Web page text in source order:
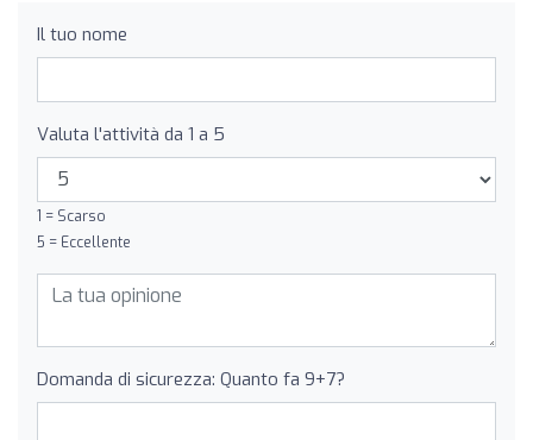
Il tuo nome
Valuta l'attività da 1 a 5
1 = Scarso
5 = Eccellente
Domanda di sicurezza: Quanto fa 9+7?